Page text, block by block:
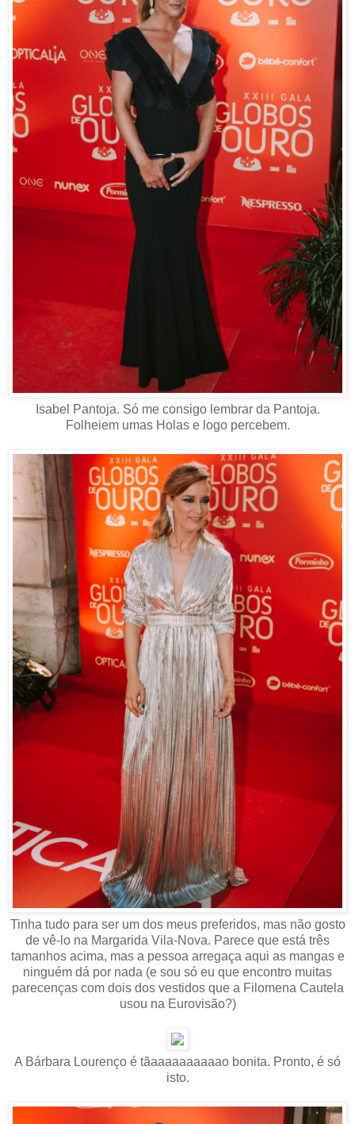
Isabel Pantoja. Só me consigo lembrar da Pantoja.
Folheiem umas Holas e logo percebem.
Tinha tudo para ser um dos meus preferidos, mas não gosto
de vê-lo na Margarida Vila-Nova. Parece que está três
tamanhos acima, mas a pessoa arregaça aqui as mangas e
ninguém dá por nada (e sou só eu que encontro muitas
parecenças com dois dos vestidos que a Filomena Cautela
usou na Eurovisão?)
A Bárbara Lourenço é tãaaaaaaaaaao bonita. Pronto, é só
isto.